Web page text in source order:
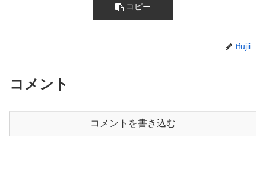
コピー
tfujii
コメント
コメントを書き込む